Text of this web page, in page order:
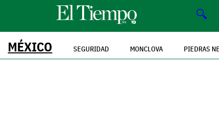
🔍
MÉXICO SEGURIDAD MONCLOVA PIEDRAS